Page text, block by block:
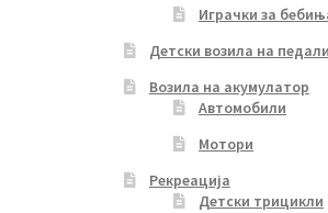
Играчки за
Детски возила на педали
Возила на акумулатор
Автомобили
Мотори
Рекреација
Детски трицикли